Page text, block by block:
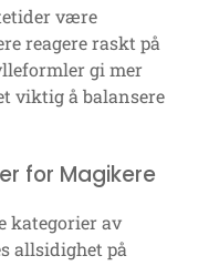
være
reagere raskt på
gi mer
viktig å balansere
for Magikere
kategorier av
allsidighet på